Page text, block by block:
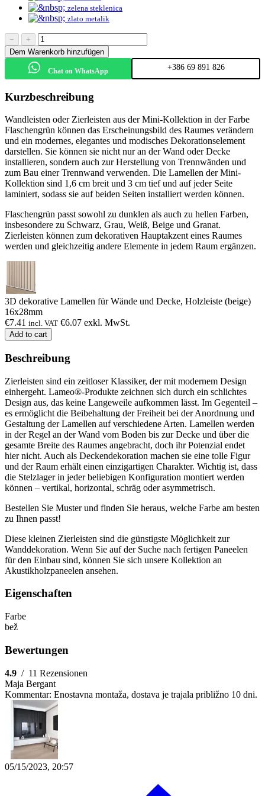
zelena steklenica
zlato metalik
−
+
Dem Warenkorb hinzufügen
Chat on WhatsApp +386 69 891 826
Kurzbeschreibung
Wandleisten oder Zierleisten aus der Mini-Kollektion in der Farbe
Flaschengrün können das Erscheinungsbild des Raumes verändern
und ein modernes, elegantes und modisches Dekorationselement
darstellen. Sie können sie nicht nur an der Wand oder Decke
installieren, sondern auch zur Herstellung von Trennwänden und
zum Bau einer Trennwand verwenden. Die Lamellen der Mini-
Kollektion sind 1,6 cm breit und 3 cm tief und auf jeder Seite
laminiert, sodass sie auf beiden Seiten installiert werden können.
Flaschengrün passt sowohl zu dunklen als auch zu hellen Farben,
insbesondere zu Schwarz, Grau, Weiß, Beige und Granat.
Zierleisten können zum dekorativen Hauptakzent eines Raumes
werden und gleichzeitig andere Elemente in jedem Raum ergänzen.
3D dekorative Lamellen für Wände und Decke, Holzleiste (beige)
16x28mm
€7.41 incl. VAT €6.07 exkl. MwSt.
Add to cart
Beschreibung
Zierleisten sind ein zeitloser Klassiker, der mit modernem Design
einhergeht. Lameo®-Produkte zeichnen sich durch ein schlichtes
Design aus, das keine Langeweile aufkommen lässt. Im Gegenteil –
es ermöglicht die Beibehaltung der Freiheit bei der Anordnung und
Gestaltung der Lamellen auf verschiedene Arten. Lamellen werden
in der Regel an der Wand vom Boden bis zur Decke und über die
gesamte Breite des Raumes angebracht, doch ihr Potenzial endet
hier nicht. Auch als Deckendekoration machen sie eine tolle Figur
und der Raum erhält einen einzigartigen Charakter. Wichtig ist, dass
die Stelzlager in jeder beliebigen Konfiguration montiert werden
können – vertikal, horizontal, schräg oder asymmetrisch.
Bestellen Sie Muster und finden Sie heraus, welche Farbe am besten
zu Ihnen passt!
Diese kleinen Zierleisten sind die günstigste Möglichkeit zur
Wanddekoration. Wenn Sie auf der Suche nach fertigen Paneelen
für den Einbau sind, können Sie sich unsere Kollektion an
Akustikholzpaneelen ansehen.
Eigenschaften
Farbe
bež
Bewertungen
4.9 / 11 Rezensionen
Maja Bergant
Kommentar: Enostavna montaža, dostava je trajala približno 10 dni.
05/15/2023, 20:57